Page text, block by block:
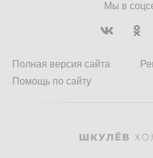
Мы в
Полная версия сайта
Помощь по сайту